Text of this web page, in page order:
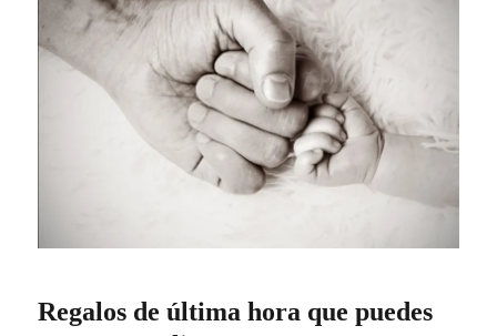
Regalos de última hora que puedes